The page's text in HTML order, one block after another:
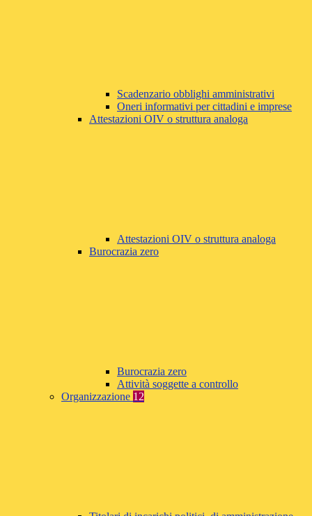
Scadenzario obblighi amministrativi
Oneri informativi per cittadini e imprese
Attestazioni OIV o struttura analoga
Attestazioni OIV o struttura analoga
Burocrazia zero
Burocrazia zero
Attività soggette a controllo
Organizzazione 12